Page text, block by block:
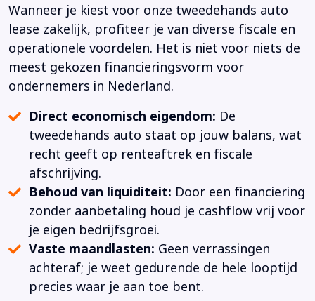
Wanneer je kiest voor onze tweedehands auto
lease zakelijk, profiteer je van diverse fiscale en
operationele voordelen. Het is niet voor niets de
meest gekozen financieringsvorm voor
ondernemers in Nederland.
Direct economisch eigendom: De
tweedehands auto staat op jouw balans, wat
recht geeft op renteaftrek en fiscale
afschrijving.
Behoud van liquiditeit: Door een financiering
zonder aanbetaling houd je cashflow vrij voor
je eigen bedrijfsgroei.
Vaste maandlasten: Geen verrassingen
achteraf; je weet gedurende de hele looptijd
precies waar je aan toe bent.